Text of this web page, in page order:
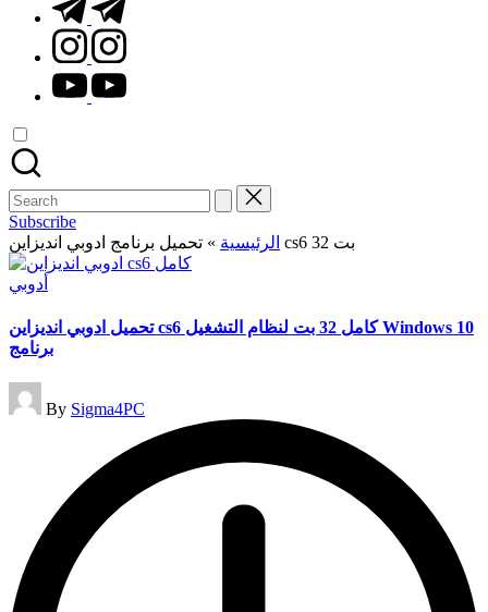
instagram.com
youtube.com
Search
for:
Subscribe
الرئيسية » تحميل برنامج ادوبي انديزاين cs6 32 بت
Posted
أدوبي
تحميل ادوبي انديزاين cs6 كامل 32 بت لنظام التشغيل Windows 10
برنامج
Posted
by
By Sigma4PC